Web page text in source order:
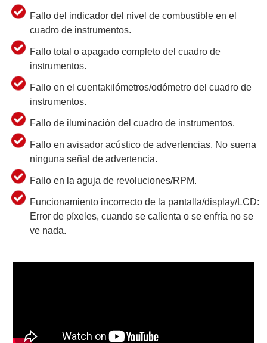
Fallo del indicador del nivel de combustible en el
cuadro de instrumentos.
Fallo total o apagado completo del cuadro de
instrumentos.
Fallo en el cuentakilómetros/odómetro del cuadro de
instrumentos.
Fallo de iluminación del cuadro de instrumentos.
Fallo en avisador acústico de advertencias. No suena
ninguna señal de advertencia.
Fallo en la aguja de revoluciones/RPM.
Funcionamiento incorrecto de la pantalla/display/LCD:
Error de píxeles, cuando se calienta o se enfría no se
ve nada.